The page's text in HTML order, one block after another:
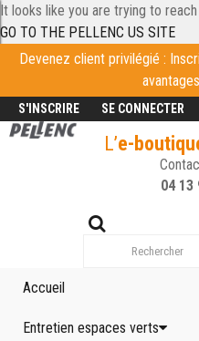
It looks like you are trying to
GO TO THE PELLENC US SITE
Devenez client privilégié :
S'INSCRIRE SE CONNECTER
L’e-
04 13
Accueil
Entretien espaces verts